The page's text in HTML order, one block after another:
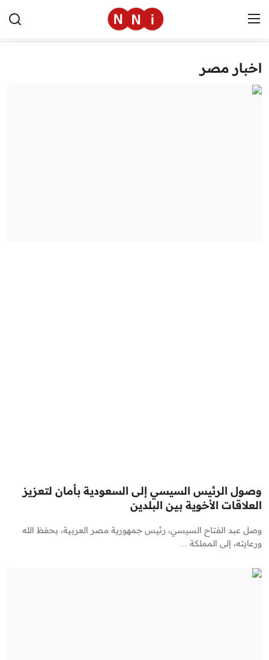
الرئيسية
اخبار مصر
وصول الرئيس السيسي إلى السعودية بأمان لتعزيز
العلاقات الأخوية بين البلدين
وصل عبد الفتاح السيسي، رئيس جمهورية مصر العربية، بحفظ الله
ورعايته، إلى المملكة ...